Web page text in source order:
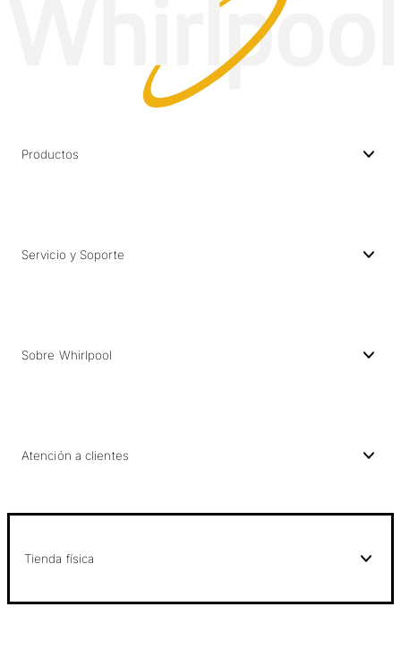
Productos
Servicio y Soporte
Sobre Whirlpool
Atención a clientes
Tienda física